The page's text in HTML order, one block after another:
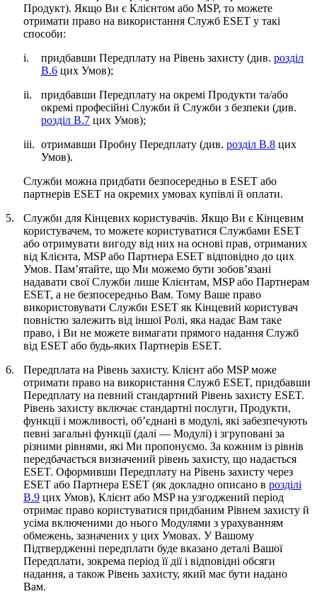
Продукт). Якщо Ви є Клієнтом або MSP, то можете
отримати право на використання Служб ESET у такі
способи:
i.
придбавши Передплату на Рівень захисту (див. розділ
B.6 цих Умов);
ii.
придбавши Передплату на окремі Продукти та/або
окремі професійні Служби й Служби з безпеки (див.
розділ B.7 цих Умов);
iii. отримавши Пробну Передплату (див. розділ B.8 цих
Умов).
Служби можна придбати безпосередньо в ESET або
партнерів ESET на окремих умовах купівлі й оплати.
5.
Служби для Кінцевих користувачів. Якщо Ви є Кінцевим
користувачем, то можете користуватися Службами ESET
або отримувати вигоду від них на основі прав, отриманих
від Клієнта, MSP або Партнера ESET відповідно до цих
Умов. Пам’ятайте, що Ми можемо бути зобов’язані
надавати свої Служби лише Клієнтам, MSP або Партнерам
ESET, а не безпосередньо Вам. Тому Ваше право
використовувати Служби ESET як Кінцевий користувач
повністю залежить від іншої Ролі, яка надає Вам таке
право, і Ви не можете вимагати прямого надання Служб
від ESET або будь-яких Партнерів ESET.
6.
Передплата на Рівень захисту. Клієнт або MSP може
отримати право на використання Служб ESET, придбавши
Передплату на певний стандартний Рівень захисту ESET.
Рівень захисту включає стандартні послуги, Продукти,
функції і можливості, об’єднані в модулі, які забезпечують
певні загальні функції (далі — Модулі) і згруповані за
різними рівнями, які Ми пропонуємо. За кожним із рівнів
передбачається визначений рівень захисту, що надається
ESET. Оформивши Передплату на Рівень захисту через
ESET або Партнера ESET (як докладно описано в розділі
B.9 цих Умов), Клієнт або MSP на узгоджений період
отримає право користуватися придбаним Рівнем захисту й
усіма включеними до нього Модулями з урахуванням
обмежень, зазначених у цих Умовах. У Вашому
Підтвердженні передплати буде вказано деталі Вашої
Передплати, зокрема період її дії і відповідні обсяги
надання, а також Рівень захисту, який має бути надано
Вам.